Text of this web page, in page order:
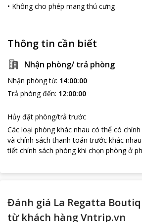
• Không cho phép mang thú cưng
Thông tin cần biết
Nhận phòng/ trả phòng
Nhận phòng từ: 14:00:00
Trả phòng đến: 12:00:00
Hủy đặt phòng/trả trước
Các loại phòng khác nhau có thể có
và chính sách thanh toán trước khác nhau
tiết chính sách phòng khi chọn phòng ở
Đánh giá La Regatta
từ khách hàng Vntrip.vn